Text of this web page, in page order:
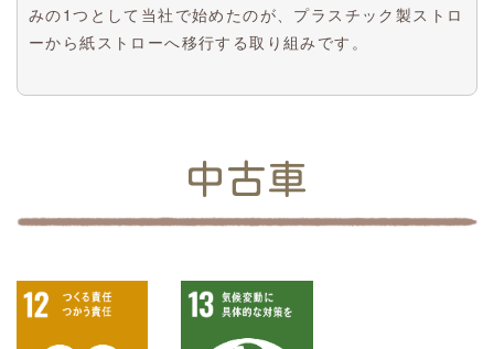
みの1つとして当社で始めたのが、プラスチック製ストロ
ーから紙ストローへ移行する取り組みです。
中古車